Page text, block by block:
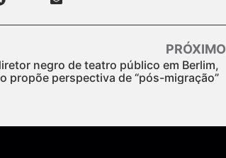
PRÓXIMO
negro de teatro público em Berlim,
propõe perspectiva de “pós-migração”